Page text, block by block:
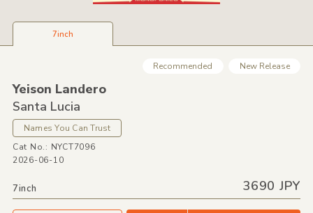
7inch
Recommended New Release
Yeison Landero
Santa Lucia
Names You Can Trust
Cat No.: NYCT7096
2026-06-10
7inch 3690 JPY